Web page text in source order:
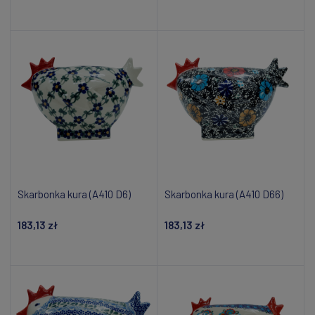
Skarbonka kura (A410 D6)
183,13 zł
Skarbonka kura (A410 D66)
183,13 zł